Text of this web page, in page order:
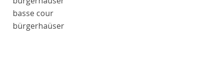
basse cour
bürgerhaüser